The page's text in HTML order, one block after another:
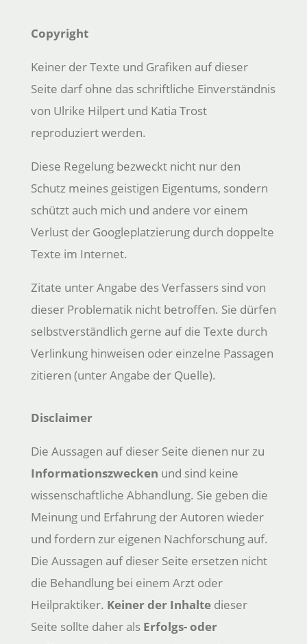
Copyright
Keiner der Texte und Grafiken auf dieser
Seite darf ohne das schriftliche Einverständnis
von Ulrike Hilpert und Katia Trost
reproduziert werden.
Diese Regelung bezweckt nicht nur den
Schutz meines geistigen Eigentums, sondern
schützt auch mich und andere vor einem
Verlust der Googleplatzierung durch doppelte
Texte im Internet.
Zitate unter Angabe des Verfassers sind von
dieser Problematik nicht betroffen. Sie dürfen
selbstverständlich gerne auf die Texte durch
Verlinkung hinweisen oder einzelne Passagen
zitieren (unter Angabe der Quelle).
Disclaimer
Die Aussagen auf dieser Seite dienen nur zu
Informationszwecken und sind keine
wissenschaftliche Abhandlung. Sie geben die
Meinung und Erfahrung der Autoren wieder
und fordern zur eigenen Nachforschung auf.
Die Aussagen auf dieser Seite ersetzen nicht
die Behandlung bei einem Arzt oder
Heilpraktiker. Keiner der Inhaltedieser
Seite sollte daher als Erfolgs- oder